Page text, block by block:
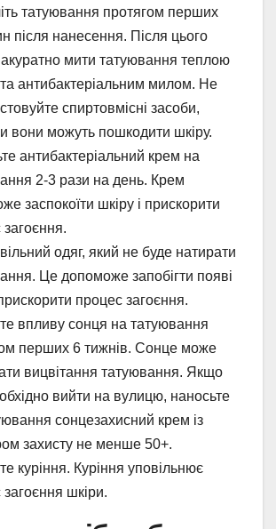
татуювання протягом перших
після нанесення. Після цього
мити татуювання теплою
антибактеріальним милом. Не
спиртовмісні засоби,
вони можуть пошкодити шкіру.
антибактеріальний крем на
2-3 рази на день. Крем
заспокоїти шкіру і прискорити
одяг, який не буде натирати
Це допоможе запобігти появі
прискорити процес загоєння.
впливу сонця на татуювання
перших 6 тижнів. Сонце може
вицвітання татуювання. Якщо
вийти на вулицю, наносьте
сонцезахисний крем із
захисту не менше 50+.
куріння. Куріння уповільнює
шкіри.